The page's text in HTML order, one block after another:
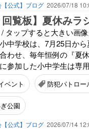
公式】ブログ 2026/07/18
回覧板】夏休み
タップすると大きい画
中学校は、7月25日か
わせ、毎年恒例の『夏
参加した小中学生は専
ベント 防犯パトロー
公園
公式】ブログ 2026/07/14